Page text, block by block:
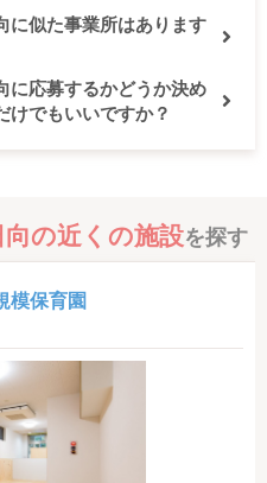
に似た事業所はあります
に応募するかどうか決め
けでもいいですか？
の近くの施設を探す
模保育園